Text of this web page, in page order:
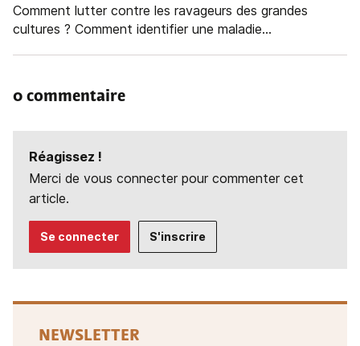
Comment lutter contre les ravageurs des grandes
cultures ? Comment identifier une maladie...
0 commentaire
Réagissez !
Merci de vous connecter pour commenter cet
article.
Se connecter S'inscrire
NEWSLETTER